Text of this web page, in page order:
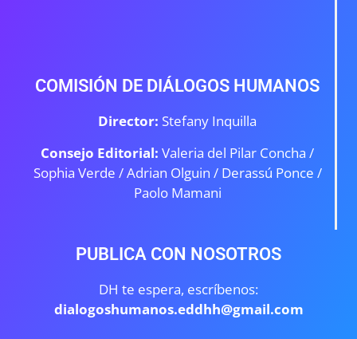
COMISIÓN DE DIÁLOGOS HUMANOS
Director: Stefany Inquilla
Consejo Editorial: Valeria del Pilar Concha /
Sophia Verde /Adrian Olguin / Derassú Ponce /
Paolo Mamani
PUBLICA CON NOSOTROS
DH te espera, escríbenos:
dialogoshumanos.eddhh@gmail.com